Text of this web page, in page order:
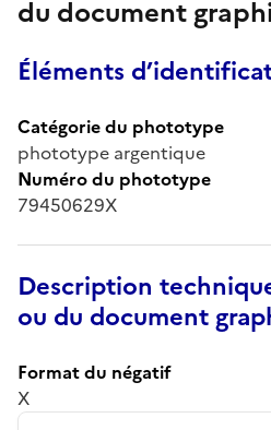
du document
Éléments
Catégorie du phototype
phototype argentique
Numéro du phototype
79450629X
Description
ou du document
Format du négatif
X